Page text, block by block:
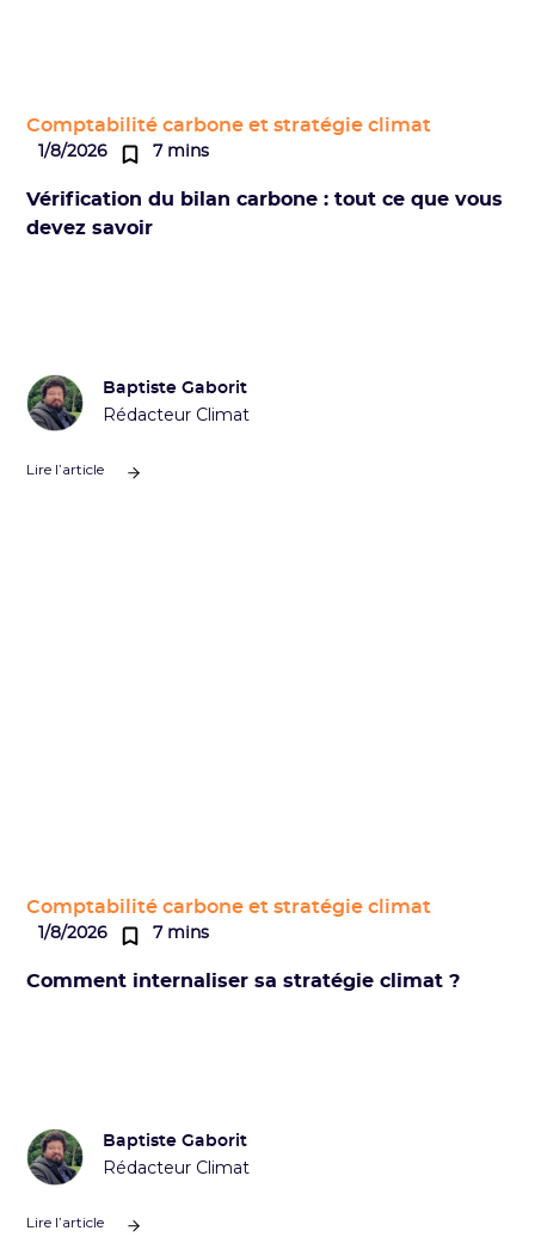
Comptabilité carbone et stratégie climat
1/8/2026 7 mins
Vérification du bilan carbone : tout ce que vous
devez savoir
Baptiste Gaborit
Rédacteur Climat
Lire l’article
Comptabilité carbone et stratégie climat
1/8/2026 7 mins
Comment internaliser sa stratégie climat ?
Baptiste Gaborit
Rédacteur Climat
Lire l’article